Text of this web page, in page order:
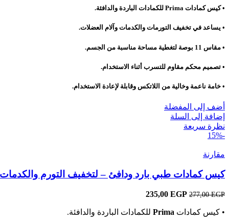
هو:
هو:
• كيس كمادات Prima للكمادات الباردة والدافئة.
• يساعد في تخفيف التورمات والكدمات وآلام العضلات.
• مقاس 11 بوصة لتغطية مساحة مناسبة من الجسم.
• تصميم محكم مقاوم للتسرب أثناء الاستخدام.
• خامة ناعمة وخالية من اللاتكس وقابلة لإعادة الاستخدام.
أضف إلى المفضلة
إضافة إلى السلة
نظرة سريعة
-15%
مقارنة
كيس كمادات طبي بارد ودافئ – لتخفيف التورم والكدمات
277,00EGP
السعر
هو:
235,00 EGP
السعر
هو:
• كيس كمادات Prima للكمادات الباردة والدافئة.